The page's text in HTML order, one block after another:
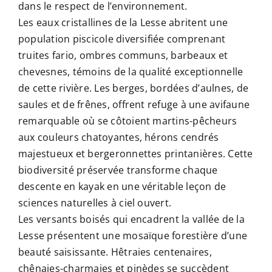
dans le respect de l’environnement.
Les eaux cristallines de la Lesse abritent une
population piscicole diversifiée comprenant
truites fario, ombres communs, barbeaux et
chevesnes, témoins de la qualité exceptionnelle
de cette rivière. Les berges, bordées d’aulnes, de
saules et de frênes, offrent refuge à une avifaune
remarquable où se côtoient martins-pêcheurs
aux couleurs chatoyantes, hérons cendrés
majestueux et bergeronnettes printanières. Cette
biodiversité préservée transforme chaque
descente en kayak en une véritable leçon de
sciences naturelles à ciel ouvert.
Les versants boisés qui encadrent la vallée de la
Lesse présentent une mosaïque forestière d’une
beauté saisissante. Hêtraies centenaires,
chênaies-charmaies et pinèdes se succèdent